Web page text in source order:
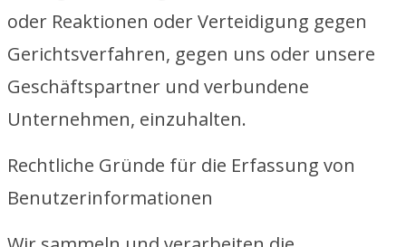
oder Reaktionen oder Verteidigung gegen
Gerichtsverfahren, gegen uns oder unsere
Geschäftspartner und verbundene
Unternehmen, einzuhalten.
Rechtliche Gründe für die Erfassung von
Benutzerinformationen